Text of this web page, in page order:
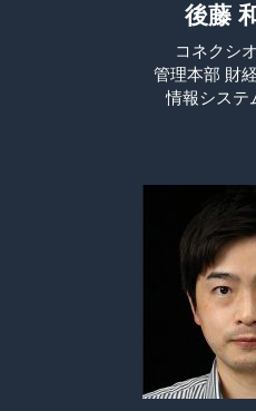
後藤
コネクシ
管理本部 財
情報シス